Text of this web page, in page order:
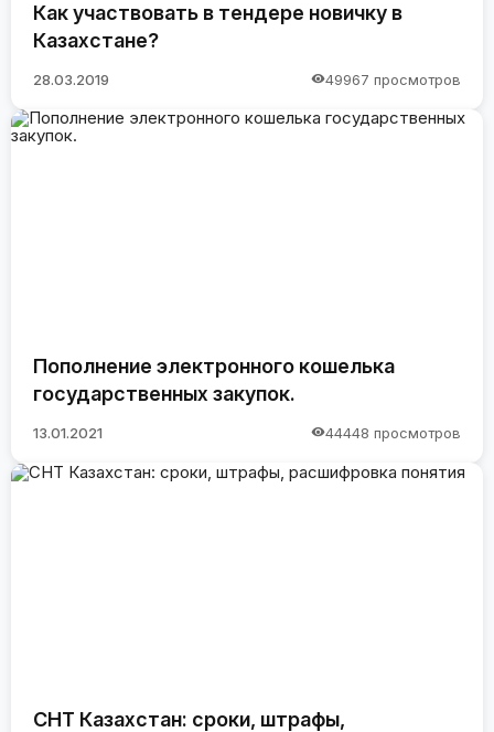
Как участвовать в тендере новичку в
Казахстане?
28.03.2019 49967 просмотров
Пополнение электронного кошелька
государственных закупок.
13.01.2021 44448 просмотров
СНТ Казахстан: сроки, штрафы,